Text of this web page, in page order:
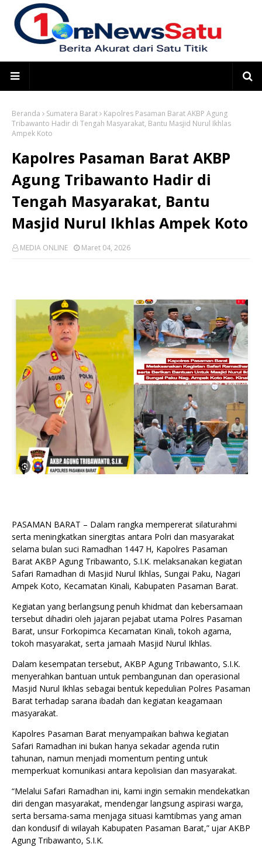
Beranda Sumatera Barat
Kapolres Pasaman Barat AKBP Agung
Tribawanto Hadir di Tengah Masyarakat, Bantu Masjid Nurul Ikhlas
Ampek Koto
Kapolres Pasaman Barat AKBP
Agung Tribawanto Hadir di
Tengah Masyarakat, Bantu
Masjid Nurul Ikhlas Ampek Koto
MEDIA ONLINE Maret 04, 2026
PASAMAN BARAT – Dalam rangka mempererat silaturahmi
serta meningkatkan sinergitas antara Polri dan masyarakat
selama bulan suci Ramadhan 1447 H, Kapolres Pasaman
Barat AKBP Agung Tribawanto, S.I.K. melaksanakan kegiatan
Safari Ramadhan di Masjid Nurul Ikhlas, Sungai Paku, Nagari
Ampek Koto, Kecamatan Kinali, Kabupaten Pasaman Barat.
Kegiatan yang berlangsung penuh khidmat dan kebersamaan
tersebut dihadiri oleh jajaran pejabat utama Polres Pasaman
Barat, unsur Forkopimca Kecamatan Kinali, tokoh agama,
tokoh masyarakat, serta jamaah Masjid Nurul Ikhlas.
Dalam kesempatan tersebut, AKBP Agung Tribawanto, S.I.K.
menyerahkan bantuan untuk pembangunan dan operasional
Masjid Nurul Ikhlas sebagai bentuk kepedulian Polres Pasaman
Barat terhadap sarana ibadah dan kegiatan keagamaan
masyarakat.
Kapolres Pasaman Barat menyampaikan bahwa kegiatan
Safari Ramadhan ini bukan hanya sekadar agenda rutin
tahunan, namun menjadi momentum penting untuk
memperkuat komunikasi antara kepolisian dan masyarakat.
“Melalui Safari Ramadhan ini, kami ingin semakin mendekatkan
diri dengan masyarakat, mendengar langsung aspirasi warga,
serta bersama-sama menjaga situasi kamtibmas yang aman
dan kondusif di wilayah Kabupaten Pasaman Barat,” ujar AKBP
Agung Tribawanto, S.I.K.